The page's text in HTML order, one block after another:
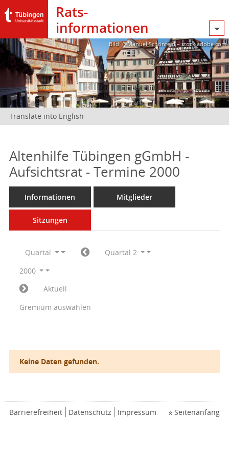
Rats­
informationen
Bild: @Manuel Schönfeld – stock.adobe.com
Translate into English
Altenhilfe Tübingen gGmbH -
Aufsichtsrat - Termine 2000
Informationen Mitglieder
Sitzungen
Quartal
Quartal 2
2000
Aktuell
Gremium auswählen
Keine Daten gefunden.
Barrierefreiheit Datenschutz Impressum Seitenanfang